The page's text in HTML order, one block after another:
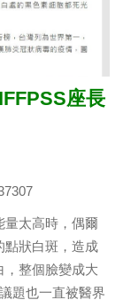
座長
量太高時，偶爾
點狀白斑，造成
，整個臉變成大
題也一直被醫界